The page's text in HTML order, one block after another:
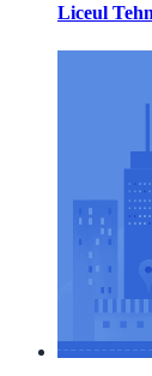
Liceul